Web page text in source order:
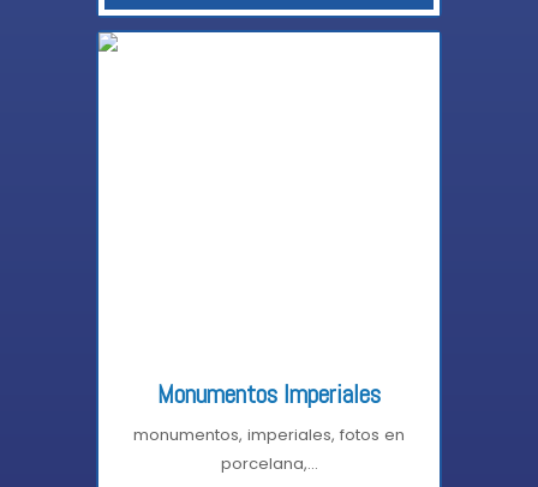
Monumentos Imperiales
monumentos, imperiales, fotos en
porcelana,...